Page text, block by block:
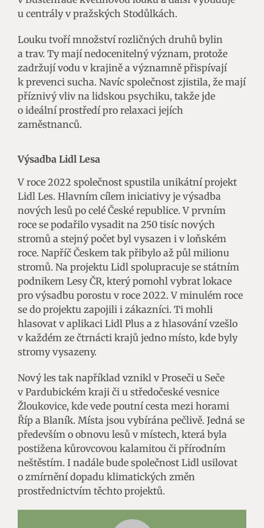
u centrály v pražských Stodůlkách.
Louku tvoří množství rozličných druhů bylin
a trav. Ty mají nedocenitelný význam, protože
zadržují vodu v krajině a významně přispívají
k prevenci sucha. Navíc společnost zjistila, že mají
příznivý vliv na lidskou psychiku, takže jde
o ideální prostředí pro relaxaci jejích
zaměstnanců.
Výsadba Lidl Lesa
V roce 2022 společnost spustila unikátní projekt
Lidl Les. Hlavním cílem iniciativy je výsadba
nových lesů po celé České republice. V prvním
roce se podařilo vysadit na 250 tisíc nových
stromů a stejný počet byl vysazen i v loňském
roce. Napříč Českem tak přibylo až půl milionu
stromů. Na projektu Lidl spolupracuje se státním
podnikem Lesy ČR, který pomohl vybrat lokace
pro výsadbu porostu v roce 2022. V minulém roce
se do projektu zapojili i zákazníci. Ti mohli
hlasovat v aplikaci Lidl Plus a z hlasování vzešlo
v každém ze čtrnácti krajů jedno místo, kde byly
stromy vysazeny.
Nový les tak například vznikl v Proseči u Seče
v Pardubickém kraji či u středočeské vesnice
Žloukovice, kde vede poutní cesta mezi horami
Říp a Blaník. Místa jsou vybírána pečlivě. Jedná se
především o obnovu lesů v místech, která byla
postižena kůrovcovou kalamitou či přírodním
neštěstím. I nadále bude společnost Lidl usilovat
o zmírnění dopadu klimatických změn
prostřednictvím těchto projektů.